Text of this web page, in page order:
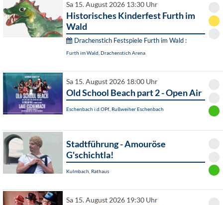
Sa 15. August 2026 13:30 Uhr
Historisches Kinderfest Furth im
Wald
Drachenstich Festspiele Furth im Wald :
Furth im Wald, Drachenstich Arena
Sa 15. August 2026 18:00 Uhr
Old School Beach part 2 - Open Air
Eschenbach i.d.OPf., Rußweiher Eschenbach
Stadtführung - Amouröse
G'schichtla!
Kulmbach, Rathaus
Sa 15. August 2026 19:30 Uhr